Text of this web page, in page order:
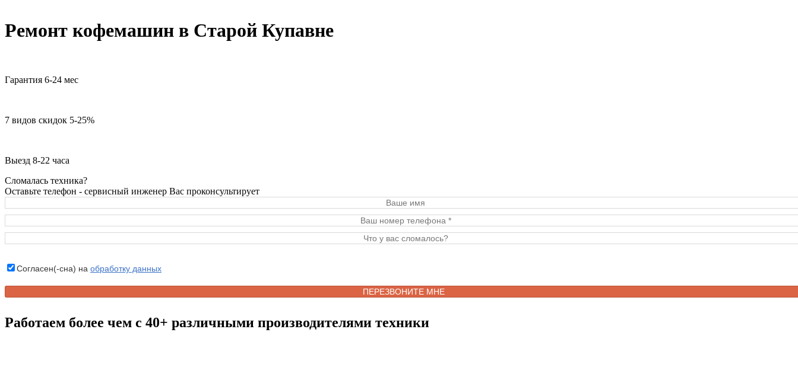
Ремонт кофемашин в Старой Купавне
Гарантия 6-24 мес
7 видов скидок 5-25%
Выезд 8-22 часа
Сломалась техника?
Оставьте телефон - сервисный инженер Вас проконсультирует
Согласен(-сна) на обработку данных
Работаем более чем с 40+ различными производителями техники